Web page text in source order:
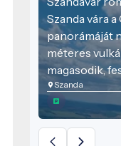
Szanda vára
panorámáját
méteres
magasodik,
község
történelmi
látványos
Szanda